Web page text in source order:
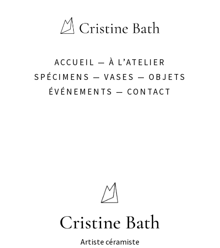
ACCUEIL — À L’ATELIER
SPÉCIMENS — VASES — OBJETS
ÉVÉNEMENTS — CONTACT
Cristine Bath
Artiste céramiste